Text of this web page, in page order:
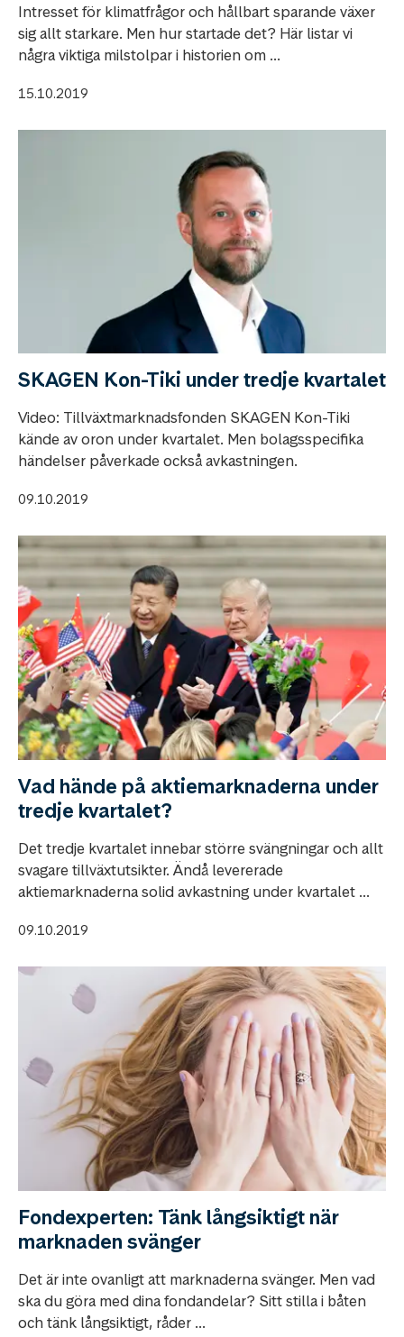
Intresset för klimatfrågor och hållbart sparande växer
sig allt starkare. Men hur startade det? Här listar vi
några viktiga milstolpar i historien om ...
15.10.2019
SKAGEN Kon-Tiki under tredje kvartalet
Video: Tillväxtmarknadsfonden SKAGEN Kon-Tiki
kände av oron under kvartalet. Men bolagsspecifika
händelser påverkade också avkastningen.
09.10.2019
Vad hände på aktiemarknaderna under
tredje kvartalet?
Det tredje kvartalet innebar större svängningar och allt
svagare tillväxtutsikter. Ändå levererade
aktiemarknaderna solid avkastning under kvartalet ...
09.10.2019
Fondexperten: Tänk långsiktigt när
marknaden svänger
Det är inte ovanligt att marknaderna svänger. Men vad
ska du göra med dina fondandelar? Sitt stilla i båten
och tänk långsiktigt, råder ...